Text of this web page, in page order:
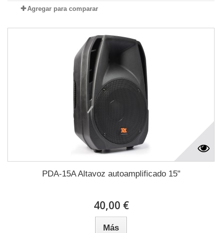
Agregar para comparar
PDA-15A Altavoz autoamplificado 15"
40,00 €
Más